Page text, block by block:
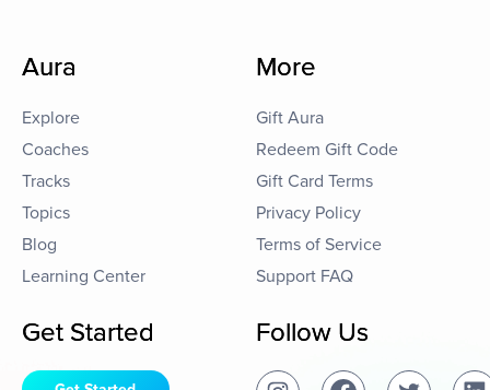
Aura
Explore
Coaches
Tracks
Topics
Blog
Learning Center
More
Gift Aura
Redeem Gift Code
Gift Card Terms
Privacy Policy
Terms of Service
Support FAQ
Get Started Follow Us